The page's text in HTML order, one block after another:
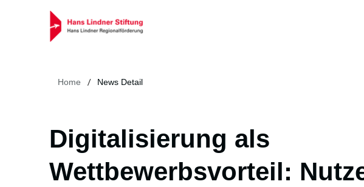
Digitalisierung als
Wettbewerbsvorteil:
Home / News Detail